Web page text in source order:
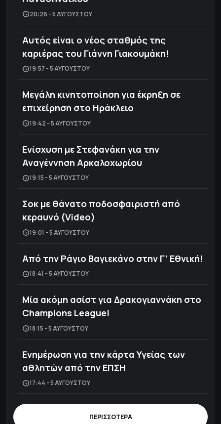
20:26 - 5 ΑΥΓΟΎΣΤΟΥ
Αυτός είναι ο νέος σταθμός της
καριέρας του Γιάννη Γιακουμάκη!
19:57 - 5 ΑΥΓΟΎΣΤΟΥ
Μεγάλη κινητοποίηση για έκρηξη σε
επιχείρηση στο Ηράκλειο
19:42 - 5 ΑΥΓΟΎΣΤΟΥ
Ενίσχυση με Στεφανάκη για την
Αναγέννηση Αρκαλοχωρίου
19:15 - 5 ΑΥΓΟΎΣΤΟΥ
Σοκ με θάνατο ποδοσφαιριστή από
κεραυνό (Video)
19:01 - 5 ΑΥΓΟΎΣΤΟΥ
Από την Ράγιο Βαγιεκάνο στην Γ’ Εθνική!
18:41 - 5 ΑΥΓΟΎΣΤΟΥ
Μία ακόμη ασίστ για Δρακογιαννάκη στο
Champions League!
18:15 - 5 ΑΥΓΟΎΣΤΟΥ
Ενημέρωση για την κάρτα Υγείας των
αθλητών από την ΕΠΣΗ
17:44 - 5 ΑΥΓΟΎΣΤΟΥ
ΠΕΡΙΣΣΟΤΕΡΑ